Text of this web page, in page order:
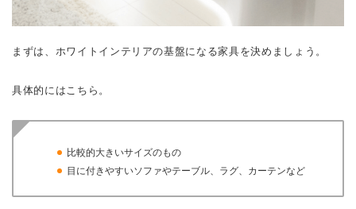
まずは、ホワイトインテリアの基盤になる家具を決めましょう。
具体的にはこちら。
比較的大きいサイズのもの
目に付きやすいソファやテーブル、ラグ、カーテンなど